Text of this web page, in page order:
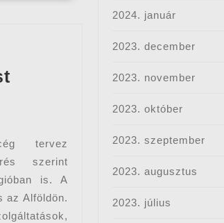
létszámcsökkentést
tervez
szerint
is. A
az Alföldön.
2024. január
2023. december
2023. november
2023. október
2023. szeptember
2023. augusztus
2023. július